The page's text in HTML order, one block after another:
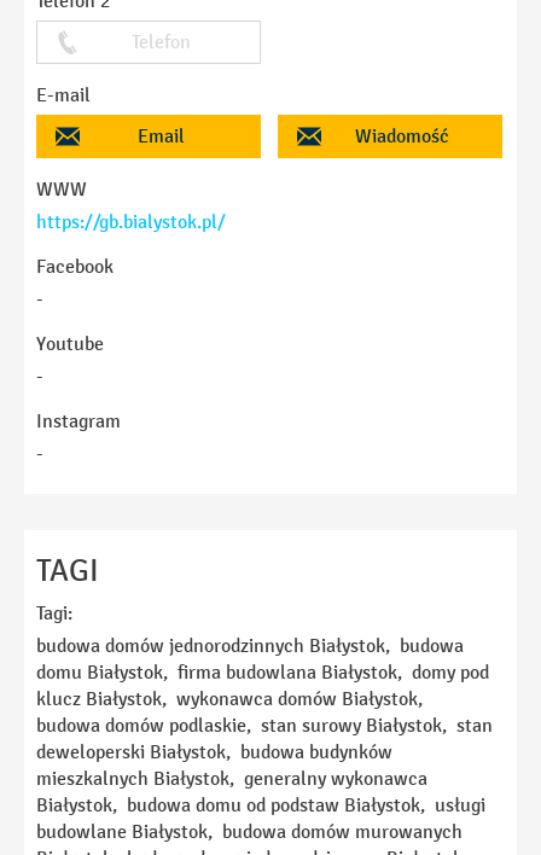
Telefon
E-mail
Email
Wiadomość
WWW
https://gb.bialystok.pl/
Facebook
-
Youtube
-
Instagram
-
E-mail
Telefon
Temat
TAGI
Tagi:
budowa domów jednorodzinnych Białystok, budowa
domu Białystok, firma budowlana Białystok, domy pod
klucz Białystok, wykonawca domów Białystok,
budowa domów podlaskie, stan surowy Białystok, stan
deweloperski Białystok, budowa budynków
mieszkalnych Białystok, generalny wykonawca
Białystok, budowa domu od podstaw Białystok, usługi
budowlane Białystok, budowa domów murowanych